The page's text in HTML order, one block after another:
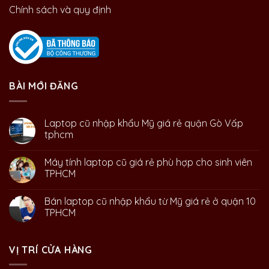
Chính sách và quy định
BÀI MỚI ĐĂNG
Laptop cũ nhập khẩu Mỹ giá rẻ quận Gò Vấp
tphcm
Máy tính laptop cũ giá rẻ phù hợp cho sinh viên
TPHCM
Bán laptop cũ nhập khẩu từ Mỹ giá rẻ ở quận 10
TPHCM
VỊ TRÍ CỬA HÀNG